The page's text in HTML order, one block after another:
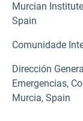
Murcian
Spain
Comunidade
Dirección
Emergencias,
Murcia, Spain